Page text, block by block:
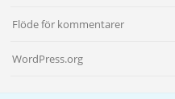
Flöde för kommentarer
WordPress.org